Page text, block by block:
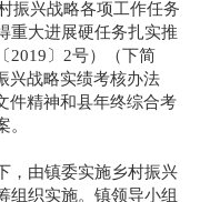
兴战略各项工作任务
重大进展硬任务扎实推
2019〕2号）（下简
兴战略实绩考核办法
件精神和县年终综合考
由镇委实施乡村振兴
组织实施。镇领导小组